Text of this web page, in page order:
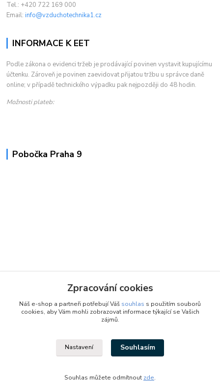
Tel.: +420 722 169 000
Email:info@vzduchotechnika1.cz
INFORMACE K EET
Podle zákona o evidenci tržeb je prodávající povinen vystavit kupujícímu
účtenku. Zároveň je povinen zaevidovat přijatou tržbu u správce daně
online; v případě technického výpadku pak nejpozději do 48 hodin.
Možnosti plateb:
Pobočka Praha 9
Vytvořeno na
Eshop-rychle.cz
Zpracování cookies
Náš e-shop a partneři potřebují Váš souhlas s použitím souborů
cookies, aby Vám mohli zobrazovat informace týkající se Vašich
zájmů.
Nastavení Souhlasím
Souhlas můžete odmítnout zde.